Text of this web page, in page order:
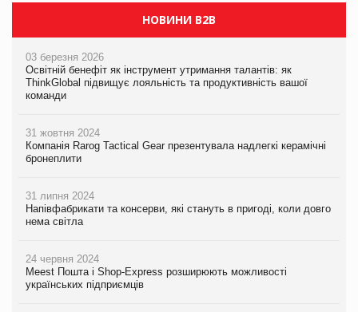
НОВИНИ B2B
03 березня 2026
Освітній бенефіт як інструмент утримання талантів: як
ThinkGlobal підвищує лояльність та продуктивність вашої
команди
31 жовтня 2024
Компанія Rarog Tactical Gear презентувала надлегкі керамічні
бронеплити
31 липня 2024
Напівфабрикати та консерви, які стануть в пригоді, коли довго
нема світла
24 червня 2024
Meest Пошта і Shop-Express розширюють можливості
українських підприємців